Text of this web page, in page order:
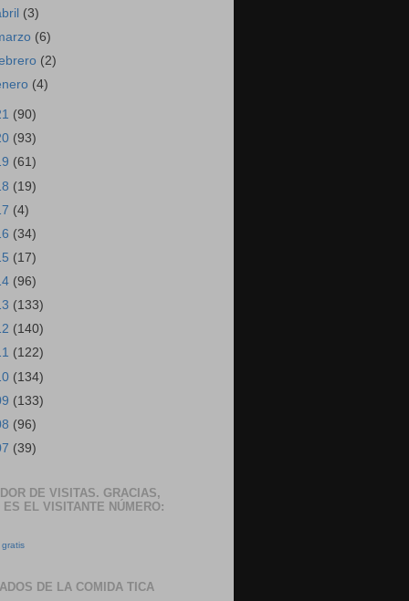
(3)
(6)
(2)
(4)
(90)
(93)
(61)
(19)
(4)
(34)
(17)
(96)
(133)
(140)
(122)
(134)
(133)
(96)
(39)
DE VISITAS. GRACIAS,
ES EL VISITANTE NÚMERO:
DE LA COMIDA TICA